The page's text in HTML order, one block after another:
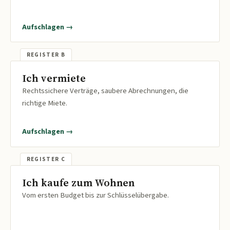
Aufschlagen →
Ich vermiete
Rechtssichere Verträge, saubere Abrechnungen, die
richtige Miete.
Aufschlagen →
Ich kaufe zum Wohnen
Vom ersten Budget bis zur Schlüsselübergabe.